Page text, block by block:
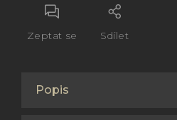
Zeptat se Sdílet
Popis